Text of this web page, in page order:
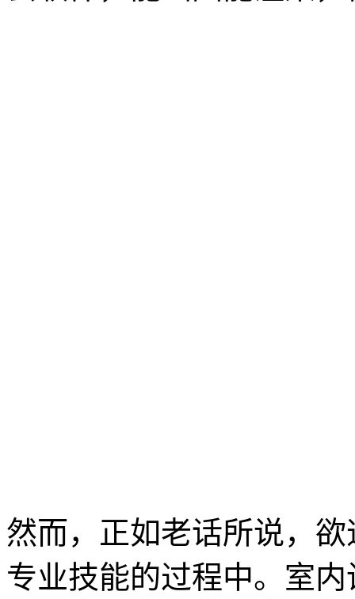
然而，正如老话所说，
专业技能的过程中。室